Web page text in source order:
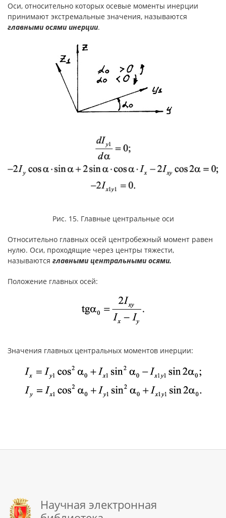
Оси, относительно которых осевые моменты инерции
принимают экстремальные значения, называются
главными осями инерции.
Рис. 15. Главные центральные оси
Относительно главных осей центробежный момент равен
нулю. Оси, проходящие через центры тяжести,
называются главными центральными осями.
Положение главных осей:
Значения главных центральных моментов инерции:
Научная электронная